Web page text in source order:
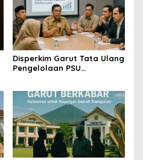
Disperkim Garut Tata Ulang
Pengelolaan PSU